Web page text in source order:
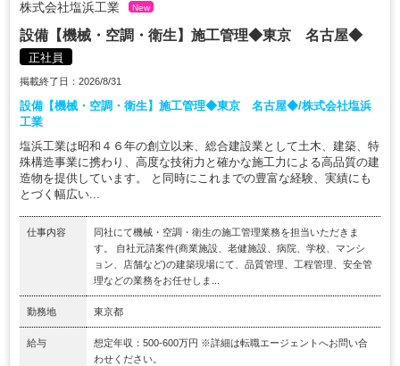
株式会社塩浜工業 New
設備【機械・空調・衛生】施工管理◆東京 名古屋◆
正社員
掲載終了日：2026/8/31
設備【機械・空調・衛生】施工管理◆東京 名古屋◆/株式会社塩浜
工業
塩浜工業は昭和４６年の創立以来、総合建設業として土木、建築、特
殊構造事業に携わり、高度な技術力と確かな施工力による高品質の建
造物を提供しています。 と同時にこれまでの豊富な経験、実績にも
とづく幅広い...
仕事内容
同社にて機械・空調・衛生の施工管理業務を担当いただきま
す。 自社元請案件(商業施設、老健施設、病院、学校、マンシ
ョン、店舗など)の建築現場にて、品質管理、工程管理、安全管
理などの業務をお任せしま...
勤務地 東京都
給与
想定年収：500-600万円 ※詳細は転職エージェントへお問い合
わせください。